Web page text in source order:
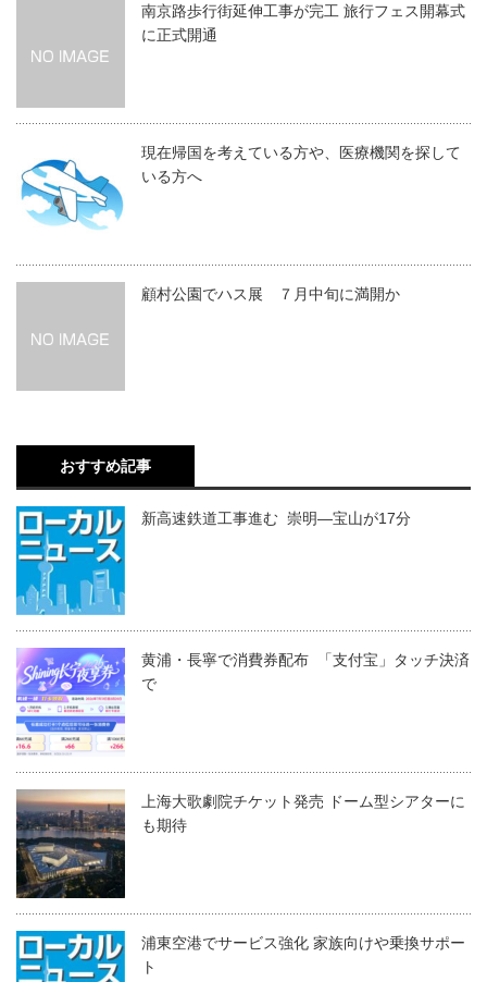
南京路歩行街延伸工事が完工 旅行フェス開幕式
に正式開通
現在帰国を考えている方や、医療機関を探して
いる方へ
顧村公園でハス展 ７月中旬に満開か
おすすめ記事
新高速鉄道工事進む 崇明―宝山が17分
黄浦・長寧で消費券配布 「支付宝」タッチ決済
で
上海大歌劇院チケット発売 ドーム型シアターに
も期待
浦東空港でサービス強化 家族向けや乗換サポー
ト